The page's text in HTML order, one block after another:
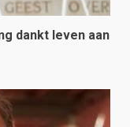
dankt leven aan